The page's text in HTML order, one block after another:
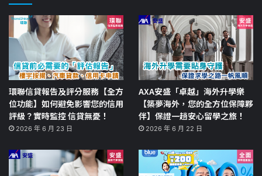
環聯信貸報告及評分服務【全方
位功能】如何避免影響您的信用
評級？實時監控 信貸無憂！
2026 年 6 月 23 日
AXA安盛「卓越」海外升學樂
【築夢海外，您的全方位保障夥
伴】保證一趟安心留學之旅！
2026 年 6 月 22 日